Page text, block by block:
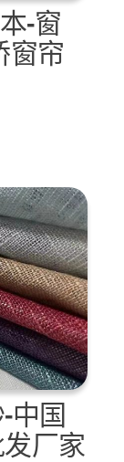
-窗
窗帘
中国
厂家